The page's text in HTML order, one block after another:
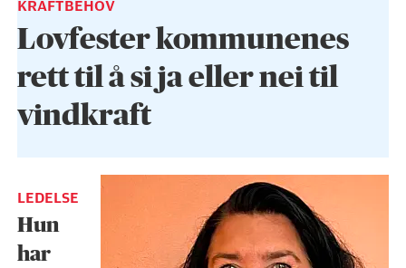
KRAFTBEHOV
Lovfester kommunenes
rett til å si ja eller nei til
vindkraft
LEDELSE
Hun
har